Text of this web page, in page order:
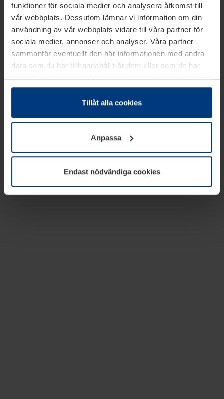
funktioner för sociala medier och analysera åtkomst till
vår webbplats. Dessutom lämnar vi information om din
användning av vår webbplats vidare till våra partner för
sociala medier, annonser och analyser. Våra partner
sammanför eventuellt den här informationen med andra
data som du har tillhandahållit åt dem eller som de har
samlat in inom ramen för din användning av tjänsterna.
Juridiskt kan vi lagra kakor på din enhet, om de är
absolut nödvändiga för driften av den här webbplatsen.
godkännande kan du när som helst ändra eller återkalla i
informationen om kakor underDataskyddsförklaring
vår webbplats.
Tillåt alla cookies
Anpassa
Endast nödvändiga cookies